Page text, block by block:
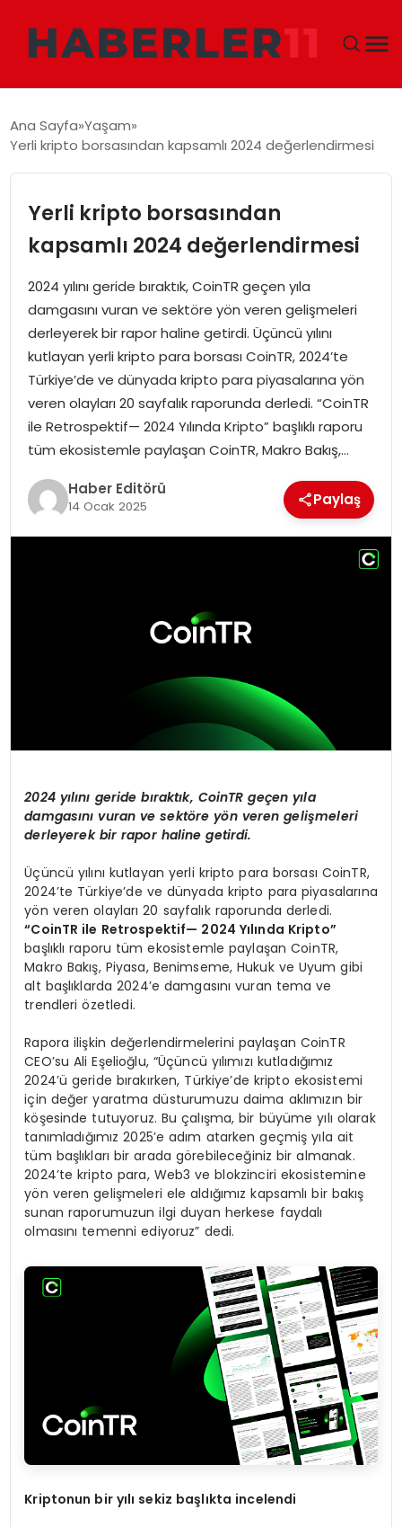
DÜNYA
EKONOMI
SIYASET
TEKNOLOJI
EĞITIM
MAGAZIN
YAŞAM
Ana Sayfa Yaşam
Yerli kripto borsasından kapsamlı 2024 değerlendirmesi
Yerli kripto borsasından
kapsamlı 2024 değerlendirmesi
2024 yılını geride bıraktık, CoinTR geçen yıla
damgasını vuran ve sektöre yön veren gelişmeleri
derleyerek bir rapor haline getirdi. Üçüncü yılını
kutlayan yerli kripto para borsası CoinTR, 2024’te
Türkiye’de ve dünyada kripto para piyasalarına yön
veren olayları 20 sayfalık raporunda derledi. “CoinTR
ile Retrospektif— 2024 Yılında Kripto” başlıklı raporu
tüm ekosistemle paylaşan CoinTR, Makro Bakış,…
Haber Editörü
14 Ocak 2025 Paylaş
2024 yılını geride bıraktık, CoinTR geçen yıla
damgasınıvuran ve sektöre yön veren gelişmeleri
derleyerek bir rapor haline getirdi.
Üçüncü yılını kutlayan yerli kripto para borsası CoinTR,
2024’te Türkiye’de ve dünyada kripto para piyasalarına
yön veren olayları 20 sayfalık raporunda derledi.
“CoinTR ile Retrospektif— 2024 Yılında Kripto”
başlıklı raporu tüm ekosistemle paylaşan CoinTR,
Makro Bakış, Piyasa, Benimseme, Hukuk ve Uyum gibi
alt başlıklarda 2024’e damgasını vuran tema ve
trendleri özetledi.
Rapora ilişkin değerlendirmelerini paylaşan CoinTR
CEO’su Ali Eşelioğlu, “Üçüncü yılımızı kutladığımız
2024’ü geride bırakırken, Türkiye’de kripto ekosistemi
için değer yaratma düsturumuzu daima aklımızın bir
köşesinde tutuyoruz. Bu çalışma, bir büyüme yılı olarak
tanımladığımız 2025’e adım atarken geçmiş yıla ait
tüm başlıkları bir arada görebileceğiniz bir almanak.
2024’te kripto para, Web3 ve blokzinciri ekosistemine
yön veren gelişmeleri ele aldığımız kapsamlı bir bakış
sunan raporumuzun ilgi duyan herkese faydalı
olmasını temenni ediyoruz” dedi.
Kriptonun bir yılı sekiz başlıkta incelendi